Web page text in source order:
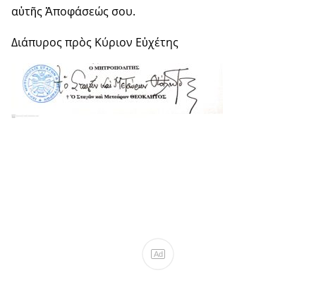
αὐτῆς Ἀποφάσεώς σου.
Διάπυρος πρὸς Κύριον Εὐχέτης
Ad